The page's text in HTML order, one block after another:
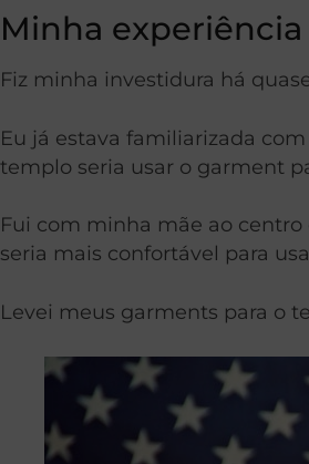
Minha
Fiz minha investidura há
Eu já estava familiarizada
templo seria usar o garment
Fui com minha mãe ao
seria mais confortável para
Levei meus garments para o